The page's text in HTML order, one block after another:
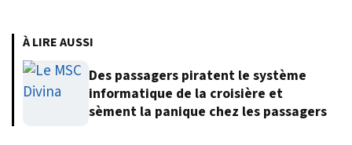
À LIRE AUSSI
Des passagers piratent le système
informatique de la croisière et
sèment la panique chez les passagers